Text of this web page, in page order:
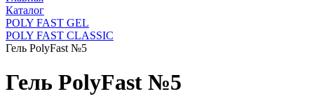
Каталог
POLY FAST GEL
POLY FAST CLASSIC
Гель PolyFast №5
Гель PolyFast №5